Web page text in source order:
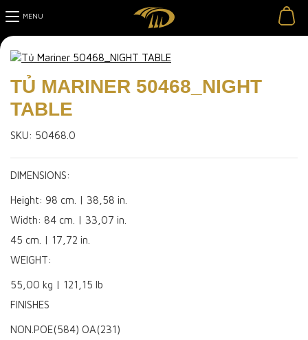
MENU
ĐÈN TRANG TRÍ
ĐÈN THẢ
ĐÈN BÀN
ĐÈN SÀN
NỘI THẤT
BÀN
GHẾ
SOFA
TỦ & CONSOLE
GƯƠNG
ĐỒ GIA DỤNG
ĐỒ BÀY
ĐÈN EGLO PROJECT
TỦ MARINER 50468_NIGHT
TABLE
SKU: 50468.0
DIMENSIONS:
Height: 98 cm. | 38,58 in.
Width: 84 cm. | 33,07 in.
45 cm. | 17,72 in.
WEIGHT:
55,00 kg | 121,15 lb
FINISHES
NON.POE(584) OA(231)